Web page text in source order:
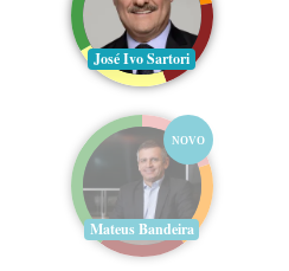
José Ivo Sartori
NOVO
Mateus Bandeira